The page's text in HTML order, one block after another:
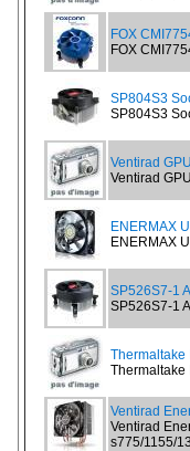
FOX
FOX
SP804S3
SP804S3
Ventirad
Ventirad
ENERMAX
ENERMAX
SP526S7-1
SP526S7-1
Thermaltake
Thermaltake
Ventirad
Ventirad
s775/1155/